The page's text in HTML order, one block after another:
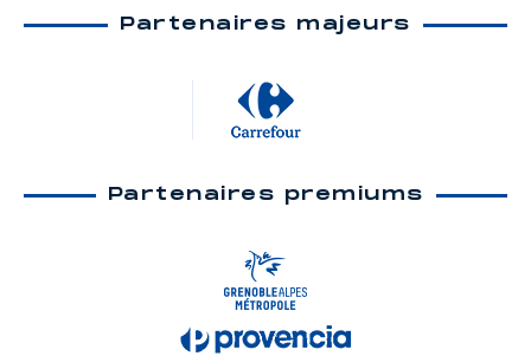
Partenaires majeurs
Partenaires premiums